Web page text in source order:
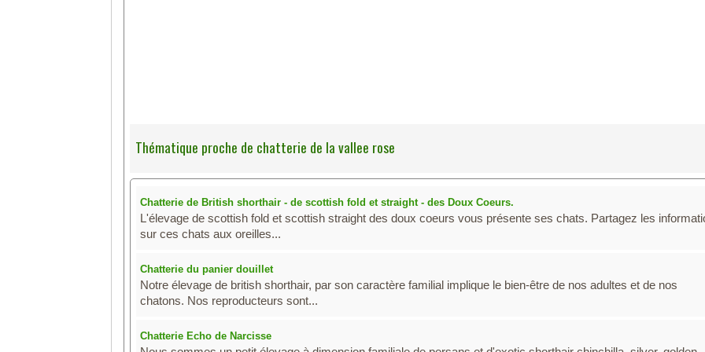
Thématique proche de chatterie de la vallee rose
Chatterie de British shorthair - de scottish fold et straight - des Doux Coeurs.
L'élevage de scottish fold et scottish straight des doux coeurs vous présente ses chats. Partagez les
sur ces chats aux oreilles...
Chatterie du panier douillet
Notre élevage de british shorthair, par son caractère familial implique le bien-être de nos adultes et de nos
chatons. Nos reproducteurs sont...
Chatterie Echo de Narcisse